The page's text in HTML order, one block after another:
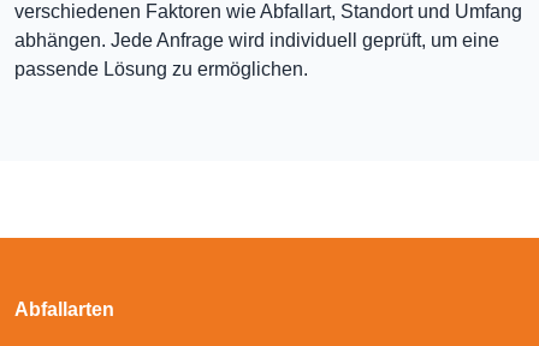
verschiedenen Faktoren wie Abfallart, Standort und Umfang
abhängen. Jede Anfrage wird individuell geprüft, um eine
passende Lösung zu ermöglichen.
Abfallarten